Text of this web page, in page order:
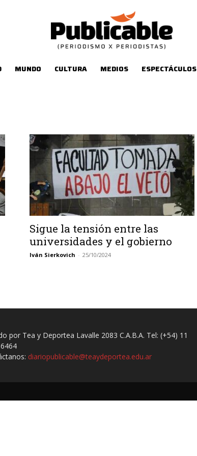
MUNDO CULTURA MEDIOS ESPECTÁCULOS
Sigue la tensión entre las
universidades y el gobierno
Iván Sierkovich - 25/10/2024
por Tea y Deportea Lavalle 2083 C.A.B.A. Tel: (+54) 11
diariopublicable@teaydeportea.edu.ar